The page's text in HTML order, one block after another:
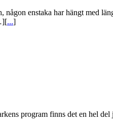
enstaka har hängt med
...]
program finns det en hel